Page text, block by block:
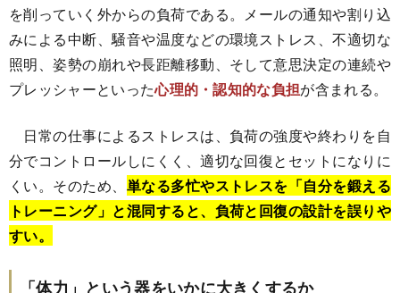
を削っていく外からの負荷である。メールの通知や割り込
みによる中断、騒音や温度などの環境ストレス、不適切な
照明、姿勢の崩れや長距離移動、そして意思決定の連続や
プレッシャーといった心理的・認知的な負担が含まれる。
日常の仕事によるストレスは、負荷の強度や終わりを自
分でコントロールしにくく、適切な回復とセットになりに
くい。そのため、 単なる多忙やストレスを「自分を鍛える
トレーニング」と混同すると、負荷と回復の設計を誤りや
すい。
「体力」という器をいかに大きくするか